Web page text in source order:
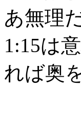
あ無理
1:15は
れば奥